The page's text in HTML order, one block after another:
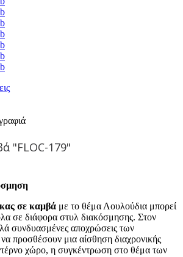
"FLOC-179"
σε καμβά με το θέμα Λουλούδια μπορεί
σε διάφορα στυλ διακόσμησης. Στον
συνδυασμένες αποχρώσεις των
προσθέσουν μια αίσθηση διαχρονικής
χώρο, η συγκέντρωση στο θέμα των